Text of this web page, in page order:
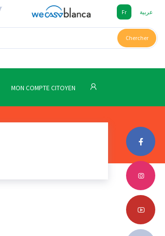
Fr عربية
Chercher
MON COMPTE CITOYEN